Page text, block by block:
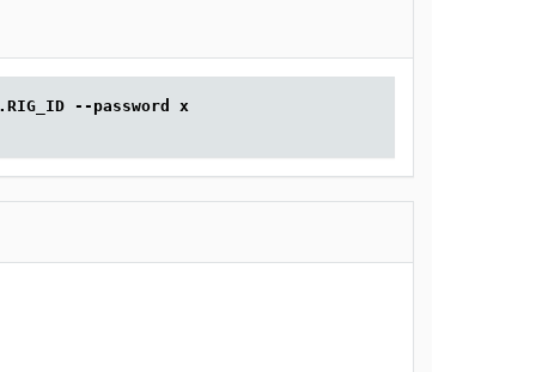
--password x